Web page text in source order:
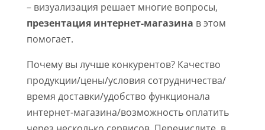
– визуализация решает многие вопросы,
презентация интернет-магазина в этом
помогает.
Почему вы лучше конкурентов? Качество
продукции/цены/условия сотрудничества/
время доставки/удобство функционала
интернет-магазина/возможность оплатить